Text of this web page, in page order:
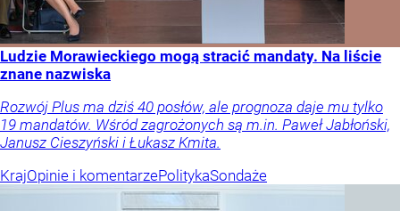
Ludzie Morawieckiego mogą stracić mandaty. Na liście
znane nazwiska
Rozwój Plus ma dziś 40 posłów, ale prognoza daje mu tylko
19 mandatów. Wśród zagrożonych są m.in. Paweł Jabłoński,
Janusz Cieszyński i Łukasz Kmita.
KrajOpinie i komentarzePolitykaSondaże